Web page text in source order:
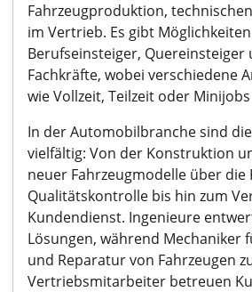
Fahrzeugproduktion,
im Vertrieb. Es gibt
Berufseinsteiger, Quereinsteiger
Fachkräfte, wobei verschiedene
wie Vollzeit, Teilzeit oder
In der Automobilbranche sind
vielfältig: Von der Konstruktion
neuer Fahrzeugmodelle über
Qualitätskontrolle bis hin zum
Kundendienst. Ingenieure
Lösungen, während Mechaniker
und Reparatur von Fahrzeugen
Vertriebsmitarbeiter betreuen